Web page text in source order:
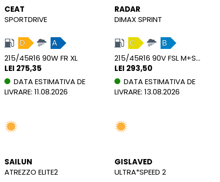
CEAT
SPORTDRIVE
D A
215/45R16 90W FR XL
LEI 275,35
DATA ESTIMATIVA DE
LIVRARE: 11.08.2026
RADAR
DIMAX SPRINT
C B
215/45R16 90V FSL M+S XL
LEI 293,50
DATA ESTIMATIVA DE
LIVRARE: 13.08.2026
SAILUN
ATREZZO ELITE2
GISLAVED
ULTRA*SPEED 2